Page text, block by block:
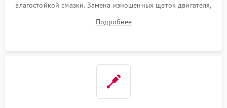
влагостойкой смазки. Замена изношенных щеток двигателя,
или поврежденной резиновой манжеты.
Подробнее